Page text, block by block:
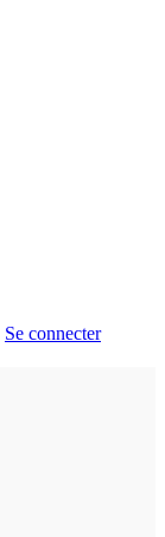
Se connecter